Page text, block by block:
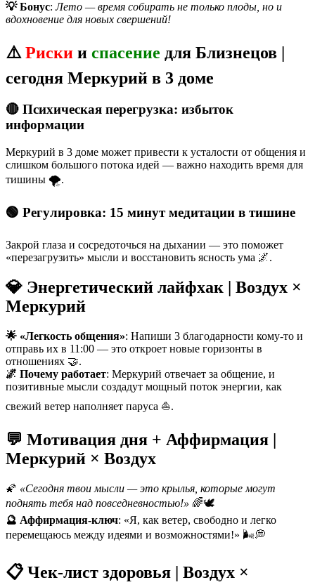
💡 Бонус:Лето — время собирать не только плоды, но и
вдохновение для новых свершений!
⚠️ Риски и спасение для Близнецов |
сегодня Меркурий в 3 доме
🔴 Психическая перегрузка: избыток
информации
Меркурий в 3 доме может привести к усталости от общения и
слишком большого потока идей — важно находить время для
тишины 🌪️.
🟢 Регулировка: 15 минут медитации в тишине
Закрой глаза и сосредоточься на дыхании — это поможет
«перезагрузить» мысли и восстановить ясность ума 🌌.
💎 Энергетический лайфхак | Воздух ×
Меркурий
🌟 «Легкость общения»: Напиши 3 благодарности кому-то и
отправь их в 11:00 — это откроет новые горизонты в
отношениях 🤝.
🌌 Почему работает: Меркурий отвечает за общение, и
позитивные мысли создадут мощный поток энергии, как
свежий ветер наполняет паруса ⛵️.
💬 Мотивация дня + Аффирмация |
Меркурий × Воздух
🌠 «Сегодня твои мысли — это крылья, которые могут
поднять тебя над повседневностью!» 🌈🕊️
🔮 Аффирмация-ключ: «Я, как ветер, свободно и легко
перемещаюсь между идеями и возможностями!» 🌬️💭
📋 Чек-лист здоровья | Воздух ×